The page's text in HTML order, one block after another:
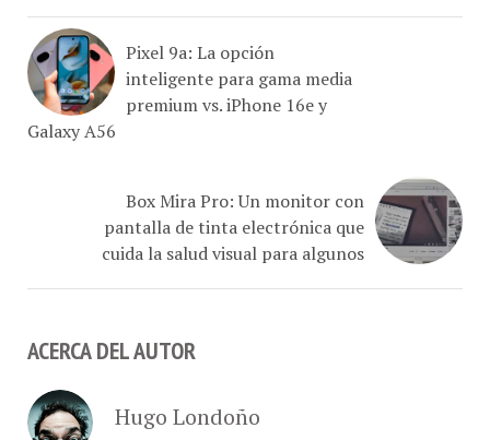
inteligente para gama media
premium vs. iPhone 16e y
Galaxy A56
pantalla de tinta electrónica que
cuida la salud visual para algunos